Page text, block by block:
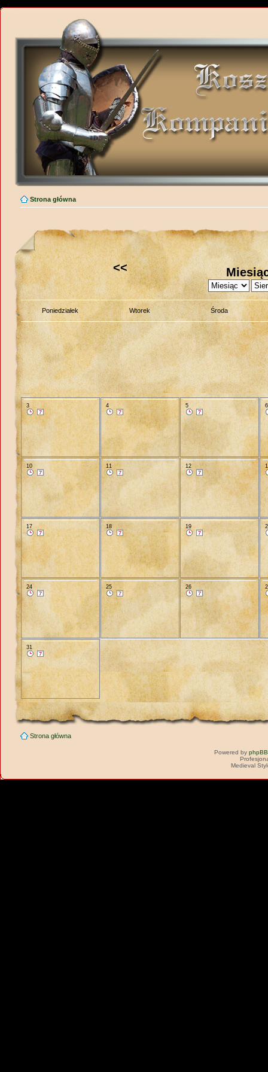
Strona główna
<<
Poniedziałek Wtorek Środa
3 4 5 6
10 11 12
17 18 19
24 25 26
31
Strona główna
Powered by phpBB
Medieval